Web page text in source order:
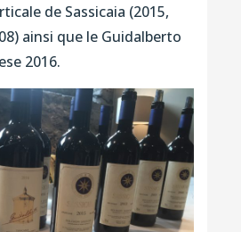
de Sassicaia (2015,
ainsi que le Guidalberto
2016.